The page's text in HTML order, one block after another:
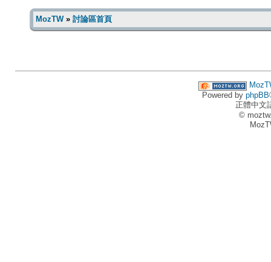
MozTW» 討論區首頁
Powered by phpBB
正體中文
©